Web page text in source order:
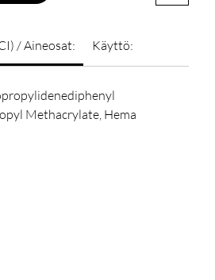
/ Aineosat: Käyttö:
Methacrylate, Hema